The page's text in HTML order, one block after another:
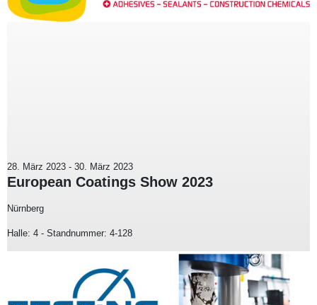
28. März 2023 - 30. März 2023
European Coatings Show 2023
Nürnberg
Halle: 4 - Standnummer: 4-128